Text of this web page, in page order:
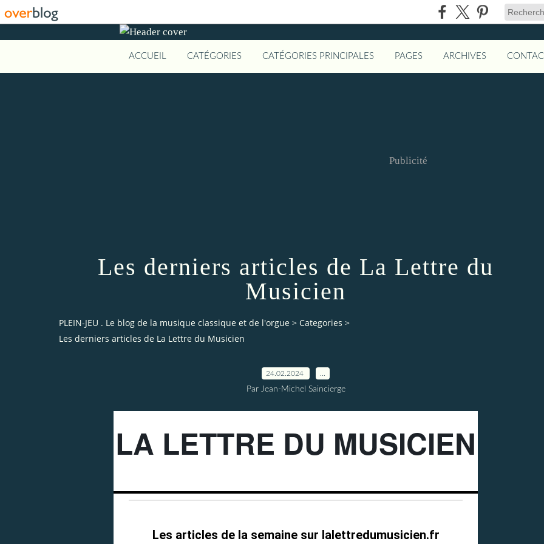
ACCUEIL CATÉGORIES CATÉGORIES PRINCIPALES PAGES ARCHIVES
Publicité
Les derniers articles de La Lettre du
Musicien
PLEIN-JEU . Le blog de la musique classique et de l'orgue > Categories >
Les derniers articles de La Lettre du Musicien
24.02.2024
Par Jean-Michel Saincierge
LA LETTRE DU MUSICIEN
Les articles de la semaine sur lalettredumusicien.fr